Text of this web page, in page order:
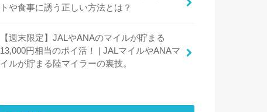
トや食事に誘う正しい方法とは？
【週末限定】JALやANAのマイルが貯まる
13,000円相当のポイ活！ | JALマイルやANAマ
イルが貯まる陸マイラーの裏技。